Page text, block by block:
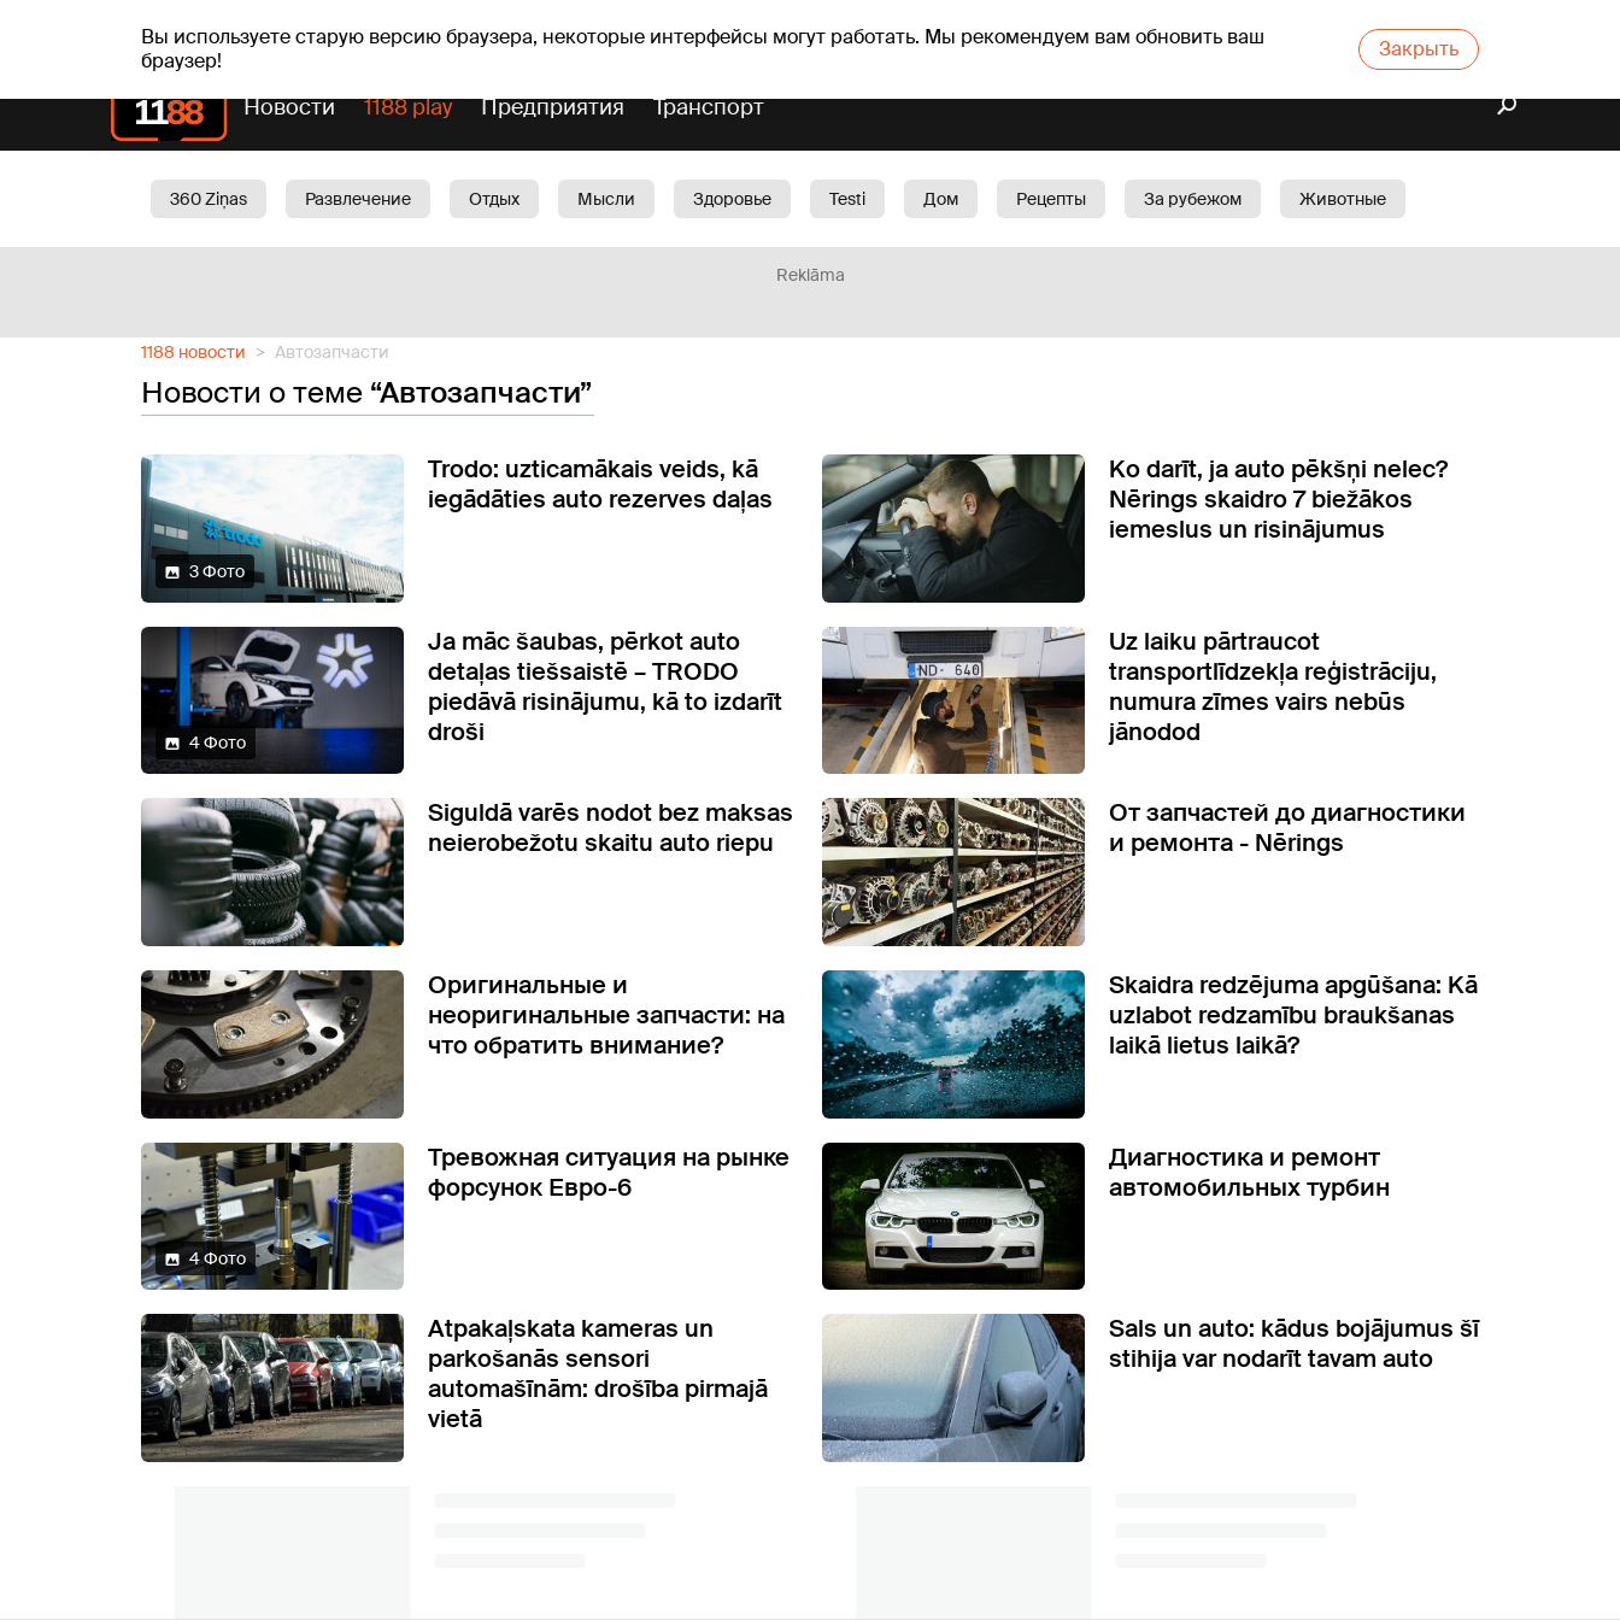
Вы используете старую версию браузера, некоторые интерфейсы могут работать. Мы рекомендуем вам обновить ваш
браузер!
Закрыть
пт, 07.08.2026. +17°C Alfrēds, Fredis, Madars Прогноз погоды Гороскопы
Новости 1188 play Предприятия Транспорт
360 Ziņas Развлечение Отдых Мысли Здоровье Testi Дом Рецепты За рубежом
Животные
Reklāma
1188 новости Автозапчасти
Новости о теме “Автозапчасти”
3 Фото
Trodo: uzticamākais veids, kā
iegādāties auto rezerves daļas
Ko darīt, ja auto pēkšņi nelec?
Nērings skaidro 7 biežākos
iemeslus un risinājumus
4 Фото
Ja māc šaubas, pērkot auto
detaļas tiešsaistē – TRODO
piedāvā risinājumu, kā to izdarīt
droši
Uz laiku pārtraucot
transportlīdzekļa reģistrāciju,
numura zīmes vairs nebūs
jānodod
Siguldā varēs nodot bez maksas
neierobežotu skaitu auto riepu
От запчастей до диагностики
и ремонта - Nērings
Оригинальные и
неоригинальные запчасти: на
что обратить внимание?
Skaidra redzējuma apgūšana: Kā
uzlabot redzamību braukšanas
laikā lietus laikā?
4 Фото
Тревожная ситуация на рынке
форсунок Евро-6
Диагностика и ремонт
автомобильных турбин
Atpakaļskata kameras un
parkošanās sensori
automašīnām: drošība pirmajā
vietā
Sals un auto: kādus bojājumus šī
stihija var nodarīt tavam auto